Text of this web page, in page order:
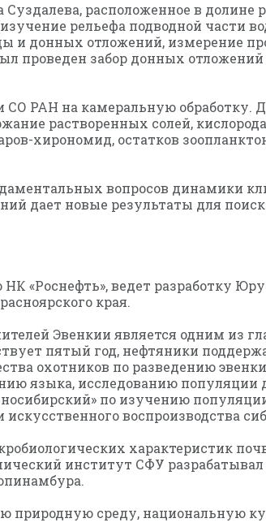
расположенное в долине
рельефа подводной части
и донных отложений, измерение
проведен забор донных
РАН на камеральную обработку.
растворенных солей,
хирономид, остатков
вопросов динамики
дает новые результаты для
«Роснефть», ведет разработку
края.
Эвенкии является одним из
пятый год, нефтяники
охотников по разведению
языка, исследованию популяции
по изучению
воспроизводства
характеристик
институт СФУ
природную среду, национальную